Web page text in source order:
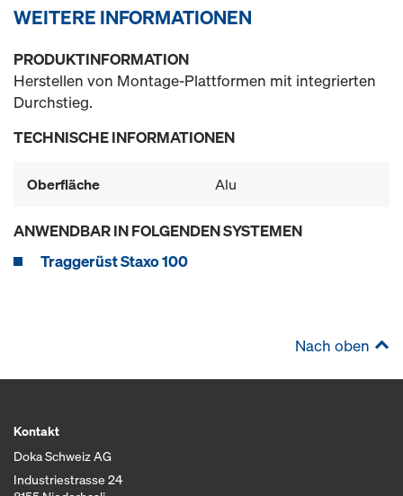
WEITERE INFORMATIONEN
PRODUKTINFORMATION
Herstellen von Montage-Plattformen mit integrierten
Durchstieg.
TECHNISCHE INFORMATIONEN
Oberfläche Alu
ANWENDBAR IN FOLGENDEN SYSTEMEN
Traggerüst Staxo 100
Nach oben
Kontakt
Doka Schweiz AG
Industriestrasse 24